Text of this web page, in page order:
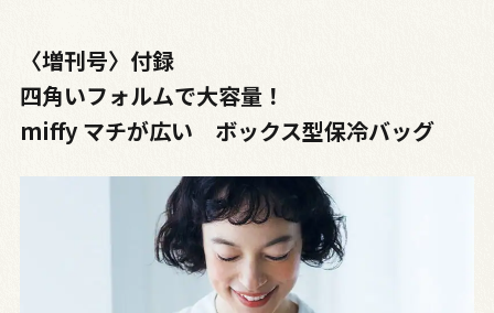
〈増刊号〉付録
四角いフォルムで大容量！
miffy マチが広い ボックス型保冷バッグ